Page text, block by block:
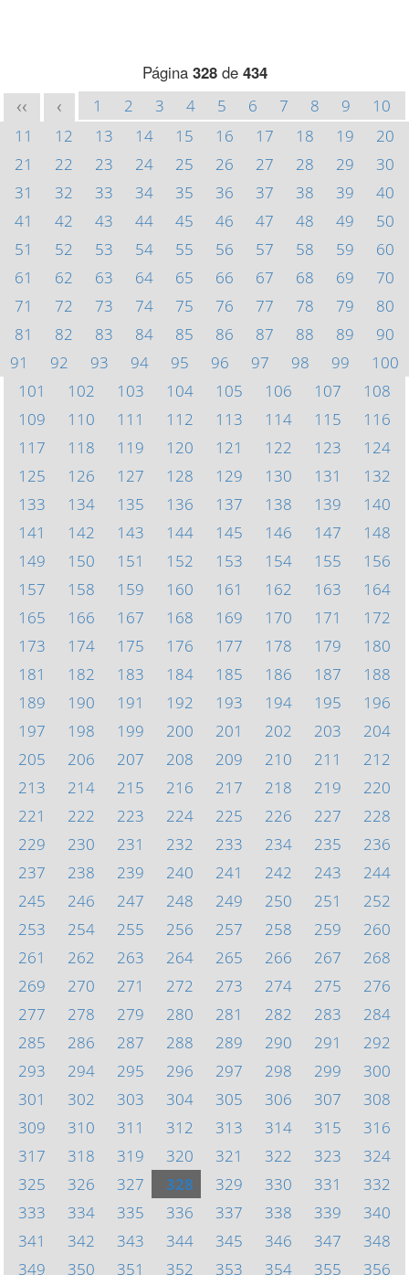
Página 328de 434
<< < 1 2 3 4 5 6 7 8 9
10
11
12 13 14 15 16 17 18 19
20
21
22 23 24 25 26 27 28 29
30
31
32 33 34 35 36 37 38 39
40
41
42 43 44 45 46 47 48 49
50
51
52 53 54 55 56 57 58 59
60
61
62 63 64 65 66 67 68 69
70
71
72 73 74 75 76 77 78 79
80
81
82 83 84 85 86 87 88 89
90
91
92 93 94 95 96 97 98 99
100
101
102 103 104 105 106 107
108
109
110 111 112 113 114 115
116
117
118 119 120 121 122 123
124
125
126 127 128 129 130 131
132
133
134 135 136 137 138 139
140
141
142 143 144 145 146 147
148
149
150 151 152 153 154 155
156
157
158 159 160 161 162 163
164
165
166 167 168 169 170 171
172
173
174 175 176 177 178 179
180
181
182 183 184 185 186 187
188
189
190 191 192 193 194 195
196
197
198 199 200 201 202 203
204
205
206 207 208 209 210 211
212
213
214 215 216 217 218 219
220
221
222 223 224 225 226 227
228
229
230 231 232 233 234 235
236
237
238 239 240 241 242 243
244
245
246 247 248 249 250 251
252
253
254 255 256 257 258 259
260
261
262 263 264 265 266 267
268
269
270 271 272 273 274 275
276
277
278 279 280 281 282 283
284
285
286 287 288 289 290 291
292
293
294 295 296 297 298 299
300
301
302 303 304 305 306 307
308
309
310 311 312 313 314 315
316
317
318 319 320 321 322 323
324
325
326 327 328 329 330 331
332
333
334 335 336 337 338 339
340
341
342 343 344 345 346 347
348
349
350 351 352 353 354 355 356